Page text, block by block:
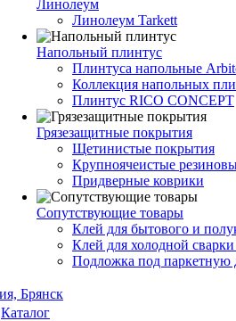
Линолеум
Линолеум Tarkett
Напольный плинтус
Плинтуса напольные
Коллекция напольных
Плинтус RICO CONCEPT
Грязезащитные покрытия
Щетинистые покрытия
Крупноячеистые
Придверные коврики
Сопутствующие товары
Клей для бытового и
Клей для холодной
Подложка под паркетную
Каталог